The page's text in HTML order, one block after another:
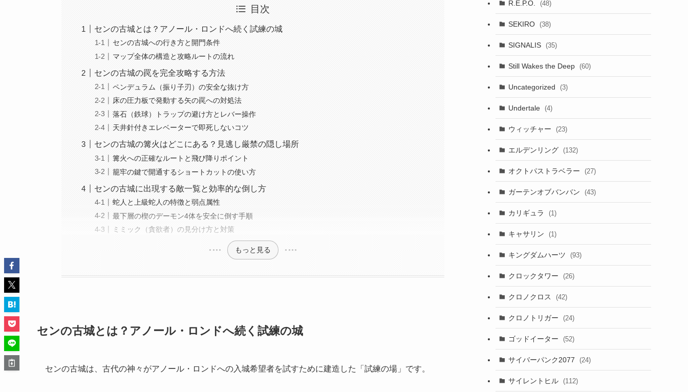
目次
センの古城とは？アノール・ロンドへ続く試練の城
センの古城への行き方と開門条件
マップ全体の構造と攻略ルートの流れ
センの古城の罠を完全攻略する方法
ペンデュラム（振り子刃）の安全な抜け方
床の圧力板で発動する矢の罠への対処法
落石（鉄球）トラップの避け方とレバー操作
天井針付きエレベーターで即死しないコツ
センの古城の篝火はどこにある？見逃し厳禁の隠し場所
篝火への正確なルートと飛び降りポイント
籠牢の鍵で開通するショートカットの使い方
センの古城に出現する敵一覧と効率的な倒し方
蛇人と上級蛇人の特徴と弱点属性
最下層の楔のデーモン4体を安全に倒す手順
ミミック（貪欲者）の見分け方と対策
もっと見る
センの古城とは？アノール・ロンドへ続く試練の城
センの古城は、古代の神々がアノール・ロンドへの入城希望者を試すために建造した「試練の場」です。
R.E.P.O. (48)
SEKIRO (38)
SIGNALIS (35)
Still Wakes the Deep (60)
Uncategorized (3)
Undertale (4)
ウィッチャー (23)
エルデンリング (132)
オクトパストラベラー (27)
ガーテンオブバンバン (43)
カリギュラ (1)
キャサリン (1)
キングダムハーツ (93)
クロックタワー (26)
クロノクロス (42)
クロノトリガー (24)
ゴッドイーター (52)
サイバーパンク2077 (24)
サイレントヒル (112)